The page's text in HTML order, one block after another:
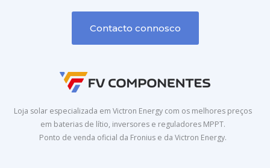
Loja solar especializada em Victron Energy com os melhores preços
em baterias de lítio, inversores e reguladores MPPT.
Ponto de venda oficial da Fronius e da Victron Energy.
Contacto connosco